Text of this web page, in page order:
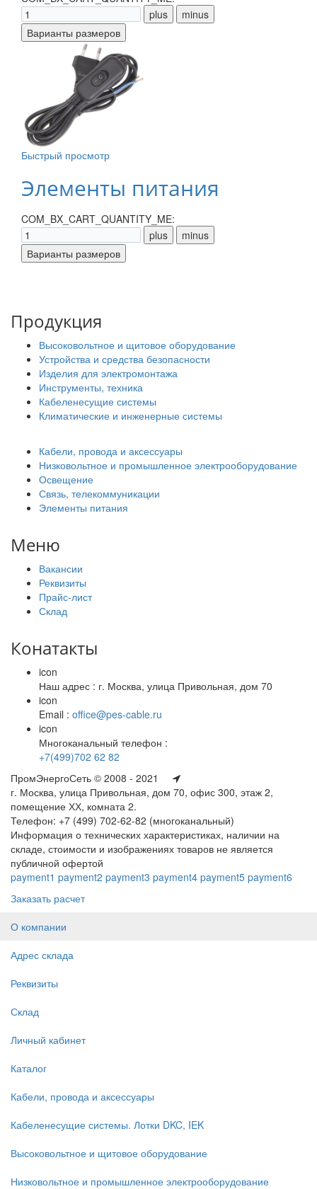
Быстрый просмотр
Элементы питания
COM_BX_CART_QUANTITY_ME:
Продукция
Высоковольтное и щитовое оборудование
Устройства и средства безопасности
Изделия для электромонтажа
Инструменты, техника
Кабеленесущие системы
Климатические и инженерные системы
Кабели, провода и аксессуары
Низковольтное и промышленное электрооборудование
Освещение
Связь, телекоммуникации
Элементы питания
Меню
Вакансии
Реквизиты
Прайс-лист
Склад
Конатакты
icon
Наш адрес : г. Москва, улица Привольная, дом 70
icon
Email : office@pes-cable.ru
icon
Многоканальный телефон :
+7(499)702 62 82
ПромЭнергоСеть © 2008 - 2021
г. Москва, улица Привольная, дом 70, офис 300, этаж 2,
помещение ХХ, комната 2.
Телефон: +7 (499) 702-62-82 (многоканальный)
Информация о технических характеристиках, наличии на
складе, стоимости и изображениях товаров не является
публичной офертой
payment1 payment2 payment3 payment4 payment5 payment6
Заказать расчет
О компании
Адрес склада
Реквизиты
Склад
Личный кабинет
Каталог
Кабели, провода и аксессуары
Кабеленесущие системы. Лотки DKC, IEK
Высоковольтное и щитовое оборудование
Низковольтное и промышленное электрооборудование